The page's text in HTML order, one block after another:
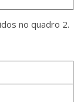
no quadro 2.